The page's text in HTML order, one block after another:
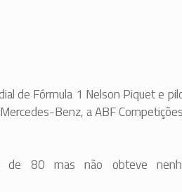
de Fórmula 1 Nelson Piquet e
Benz, a ABF
80 mas não obteve